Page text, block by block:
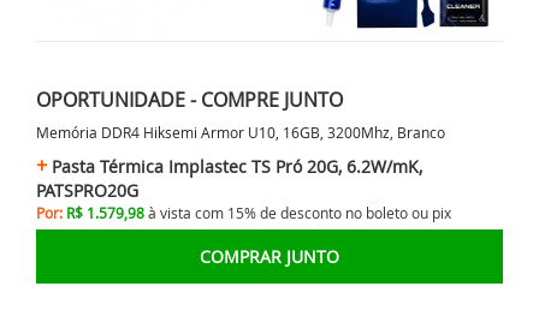
OPORTUNIDADE - COMPRE JUNTO
Memória DDR4 Hiksemi Armor U10, 16GB, 3200Mhz, Branco
Pasta Térmica Implastec TS Pró 20G, 6.2W/mK,
PATSPRO20G
Por: R$ 1.579,98à vista com 15% de desconto no boleto ou pix
COMPRAR JUNTO